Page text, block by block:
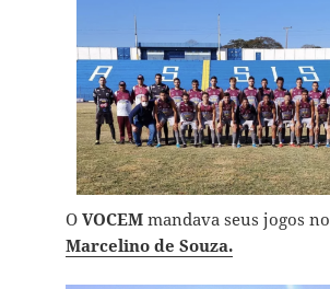
O VOCEMmandava seus jogos no
Marcelino de Souza.